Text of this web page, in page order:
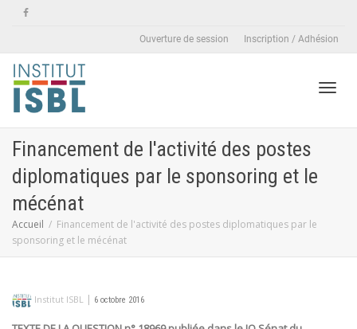
Ouverture de session Inscription / Adhésion
Financement de l'activité des postes
diplomatiques par le sponsoring et le
mécénat
Accueil
Financement de l'activité des postes diplomatiques par le
sponsoring et le mécénat
Institut ISBL | 6 octobre 2016